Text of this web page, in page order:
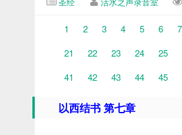
1 2 3 4 5 6 7
21
22 23 24 25
41
42 43 44 45
以西结书 第七章